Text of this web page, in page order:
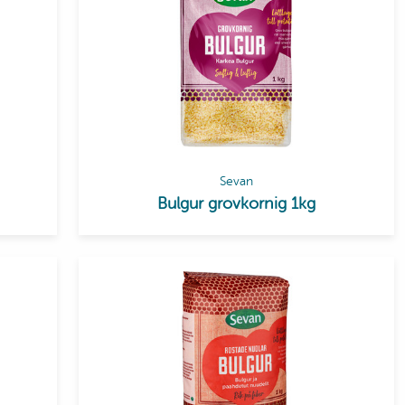
Sevan
Bulgur grovkornig 1kg